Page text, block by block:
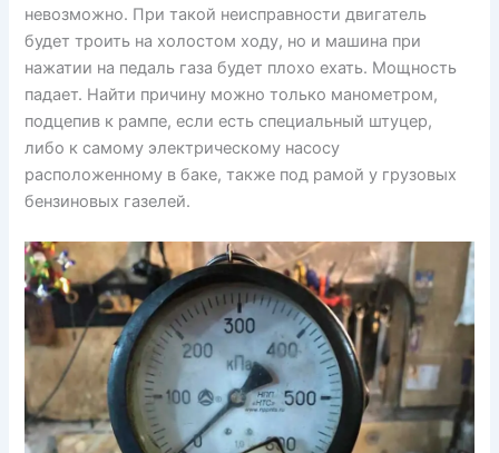
невозможно. При такой неисправности двигатель
будет троить на холостом ходу, но и машина при
нажатии на педаль газа будет плохо ехать. Мощность
падает. Найти причину можно только манометром,
подцепив к рампе, если есть специальный штуцер,
либо к самому электрическому насосу
расположенному в баке, также под рамой у грузовых
бензиновых газелей.